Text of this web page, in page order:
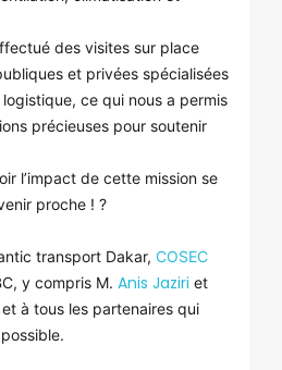
des visites sur place
et privées spécialisées
ce qui nous a permis
précieuses pour soutenir
l’impact de cette mission se
proche ! ?
transport Dakar, COSEC
y compris M. Anis Jaziri et
à tous les partenaires qui